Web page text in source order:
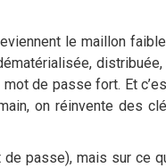
le maillon faible
de passe fort. Et
on réinvente des
passe), mais sur ce